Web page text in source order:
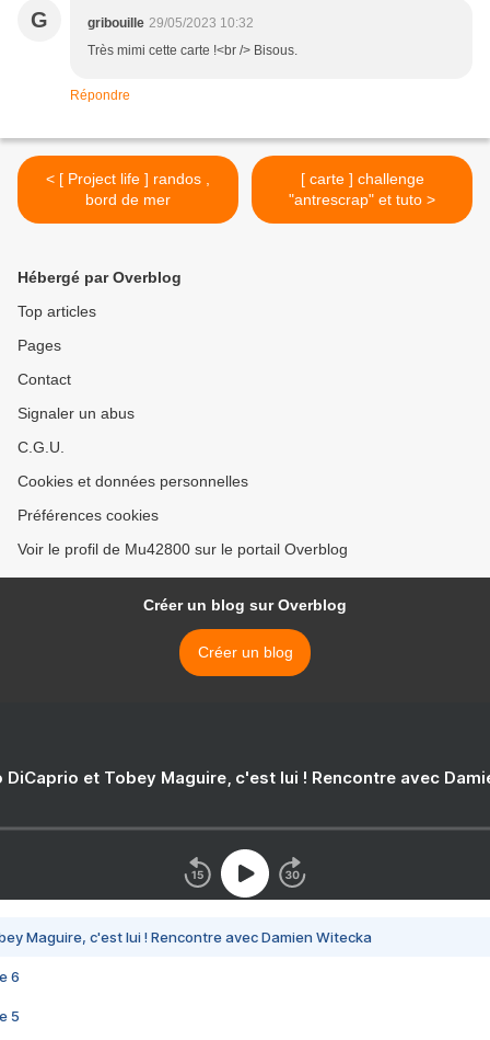
G gribouille 29/05/2023 10:32
Très mimi cette carte !<br /> Bisous.
Répondre
< [ Project life ] randos ,
bord de mer
[ carte ] challenge
"antrescrap" et tuto >
Hébergé par Overblog
Top articles
Pages
Contact
Signaler un abus
C.G.U.
Cookies et données personnelles
Préférences cookies
Voir le profil de Mu42800 sur le portail Overblog
Créer un blog sur Overblog
Créer un blog
DiCaprio et Tobey Maguire, c'est lui ! Rencontre avec
Maguire, c'est lui ! Rencontre avec Damien Witecka
6
5